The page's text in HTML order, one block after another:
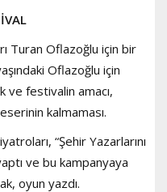
Turan Oflazoğlu için bir
Oflazoğlu için
ve festivalin amacı,
kalmaması.
“Şehir Yazarlarını
ve bu kampanyaya
oyun yazdı.